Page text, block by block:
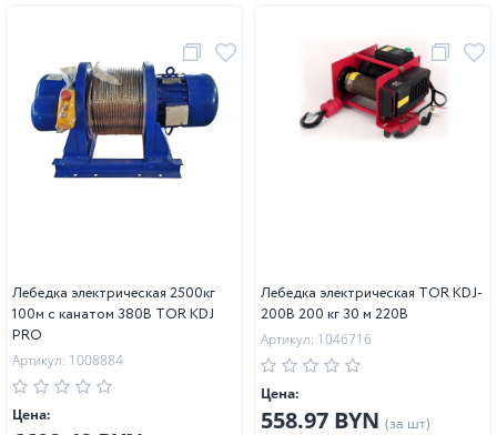
Лебедка электрическая 2500кг
100м с канатом 380В TOR KDJ
PRO
Артикул: 1008884
Цена:
Лебедка электрическая TOR KDJ-
200B 200 кг 30 м 220В
Артикул: 1046716
Цена:
558.97 BYN (за шт)